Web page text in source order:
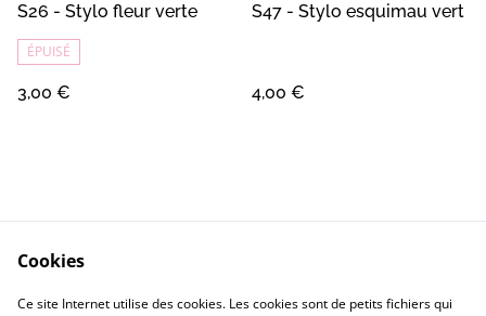
S26 - Stylo fleur verte
ÉPUISÉ
3,00 €
S47 - Stylo esquimau vert
4,00 €
Contact
Conditions Générales
Cookies
Ce site Internet utilise des cookies. Les cookies sont de petits fichiers qui